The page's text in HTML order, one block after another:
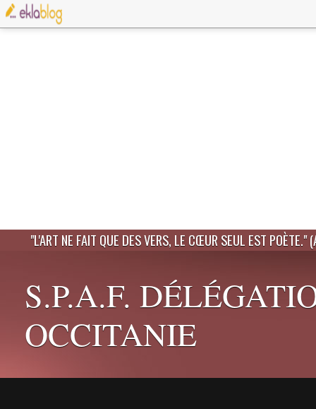
"L'ART NE FAIT QUE DES VERS, LE CŒUR SEUL EST POÈTE."
S.P.A.F.
OCCITANIE